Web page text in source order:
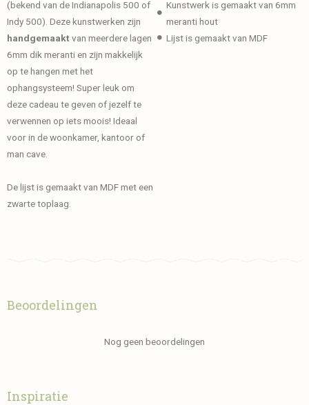
(bekend van de Indianapolis 500 of
Indy 500). Deze kunstwerken zijn
handgemaakt van meerdere lagen
6mm dik meranti en zijn makkelijk
op te hangen met het
ophangsysteem! Super leuk om
deze cadeau te geven of jezelf te
verwennen op iets moois! Ideaal
voor in de woonkamer, kantoor of
man cave.
De lijst is gemaakt van MDF met een
zwarte toplaag.
Kunstwerk is gemaakt van 6mm
meranti hout
Lijst is gemaakt van MDF
Beoordelingen
Nog geen beoordelingen
Inspiratie